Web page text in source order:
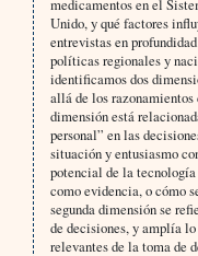
medicamentos en el
Unido, y qué factores
entrevistas en
políticas regionales y
identificamos dos
allá de los
dimensión está
personal” en las
situación y entusiasmo
potencial de la
como evidencia, o cómo
segunda dimensión se
de decisiones, y amplía
relevantes de la toma de